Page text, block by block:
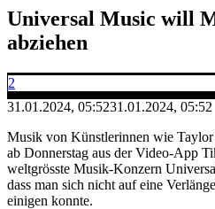
Universal Music will
abziehen
2
31.01.2024, 05:5231.01.2024, 05:52
Musik von Künstlerinnen wie
ab Donnerstag aus der Video-App
weltgrösste Musik-Konzern
dass man sich nicht auf eine
einigen konnte.